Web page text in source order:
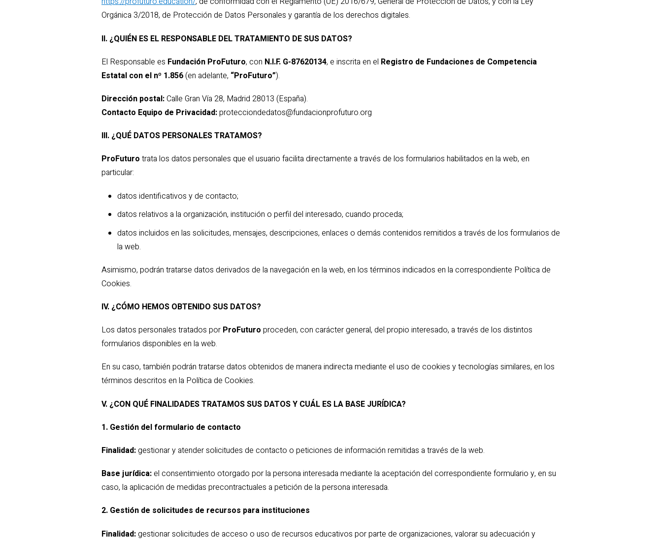
Escuela de Alfabetizaciones
Múltiples
Orgánica 3/2018, de Protección de Datos Personales y garantía de los derechos digitales.
II. ¿QUIÉN ES EL RESPONSABLE DEL TRATAMIENTO DE SUS DATOS?
El Responsable es Fundación ProFuturo, con N.I.F. G-87620134, e inscrita en el Registro de Fundaciones de Competencia
Estatal con el nº 1.856(en adelante, “ProFuturo”).
Dirección postal:Calle Gran Vía 28, Madrid 28013 (España).
Contacto Equipo de Privacidad:protecciondedatos@fundacionprofuturo.org
III. ¿QUÉ DATOS PERSONALES TRATAMOS?
ProFuturo trata los datos personales que el usuario facilita directamente a través de los formularios habilitados en la web, en
particular:
datos identificativos y de contacto;
datos relativos a la organización, institución o perfil del interesado, cuando proceda;
datos incluidos en las solicitudes, mensajes, descripciones, enlaces o demás contenidos remitidos a través de los formularios de
la web.
Asimismo, podrán tratarse datos derivados de la navegación en la web, en los términos indicados en la correspondiente Política de
Cookies.
IV. ¿CÓMO HEMOS OBTENIDO SUS DATOS?
Los datos personales tratados por ProFuturo proceden, con carácter general, del propio interesado, a través de los distintos
formularios disponibles en la web.
En su caso, también podrán tratarse datos obtenidos de manera indirecta mediante el uso de cookies y tecnologías similares, en los
términos descritos en la Política de Cookies.
V. ¿CON QUÉ FINALIDADES TRATAMOS SUS DATOS Y CUÁL ES LA BASE JURÍDICA?
1. Gestión del formulario de contacto
Finalidad:gestionar y atender solicitudes de contacto o peticiones de información remitidas a través de la web.
Base jurídica:el consentimiento otorgado por la persona interesada mediante la aceptación del correspondiente formulario y, en su
caso, la aplicación de medidas precontractuales a petición de la persona interesada.
2. Gestión de solicitudes de recursos para instituciones
Finalidad:gestionar solicitudes de acceso o uso de recursos educativos por parte de organizaciones, valorar su adecuación y